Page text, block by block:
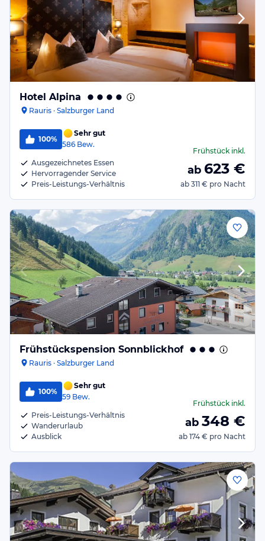
Hotel Alpina
Rauris · Salzburger Land
100%
Sehr gut
586 Bew.
Ausgezeichnetes Essen
Hervorragender Service
Preis-Leistungs-Verhältnis
Frühstückinkl.
ab 623 €
ab 311 € pro Nacht
Frühstückspension Sonnblickhof
Rauris · Salzburger Land
100%
Sehr gut
59 Bew.
Preis-Leistungs-Verhältnis
Wanderurlaub
Ausblick
Frühstückinkl.
ab 348 €
ab 174 € pro Nacht